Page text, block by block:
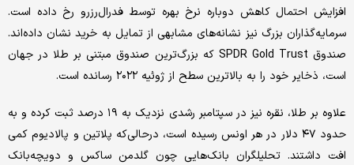
افزایش احتمال کاهش دوباره نرخ بهره توسط فدرال‌رزرو رخ داده است.
سرمایه‌گذاران بزرگ نیز نشانه‌های مشابهی از تمایل به خرید نشان داده‌اند.
صندوق SPDR Gold Trust که بزرگ‌ترین صندوق مبتنی بر طلا در جهان
است، ذخایر خود را به بالاترین سطح از ژوئیه ۲۰۲۲ رسانده است.
علاوه بر طلا، نقره نیز در سپتامبر رشدی نزدیک به ۱۹ درصد ثبت کرده و به
حدود ۴۷ دلار در هر اونس رسیده است، درحالی‌که پلاتین و پالادیوم کمی
افت داشتند. تحلیلگران بانک‌هایی چون گلدمن ساکس و دویچه‌بانک